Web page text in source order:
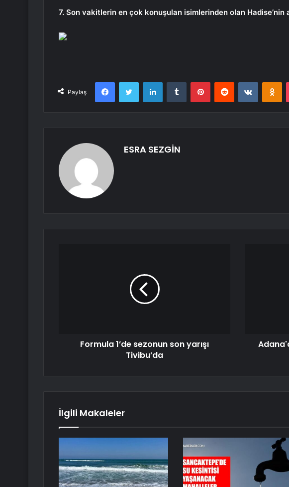
7. Son vakitlerin en çok konuşulan isimlerinden olan Hadise’nin
Paylaş
FacebookTwitter LinkedInTumblr PinterestReddit VKontakte
ESRA SEZGİN
Formula 1’de sezonun son yarışı
Tivibu’da
İlgili Makaleler